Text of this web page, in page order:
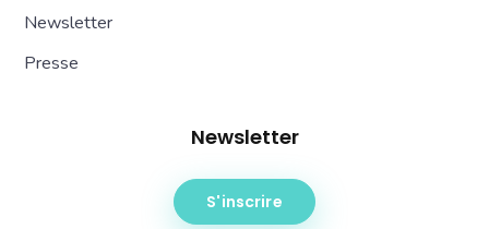
Newsletter
Presse
Newsletter
S'inscrire